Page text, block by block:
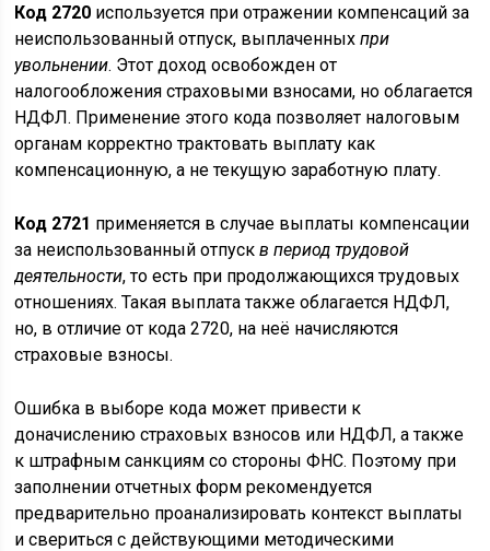
Код 2720 используется при отражении компенсаций за
неиспользованный отпуск, выплаченныхпри
увольнении. Этот доход освобожден от
налогообложения страховыми взносами, но облагается
НДФЛ. Применение этого кода позволяет налоговым
органам корректно трактовать выплату как
компенсационную, а не текущую заработную плату.
Код 2721 применяется в случае выплаты компенсации
за неиспользованный отпускв период трудовой
деятельности, то есть при продолжающихся трудовых
отношениях. Такая выплата также облагается НДФЛ,
но, в отличие от кода 2720, на неё начисляются
страховые взносы.
Ошибка в выборе кода может привести к
доначислению страховых взносов или НДФЛ, а также
к штрафным санкциям со стороны ФНС. Поэтому при
заполнении отчетных форм рекомендуется
предварительно проанализировать контекст выплаты
и свериться с действующими методическими